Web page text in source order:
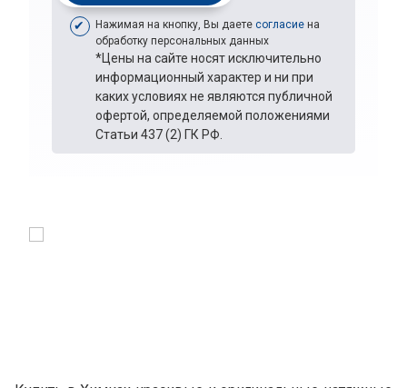
Нажимая на кнопку, Вы даете согласие на
обработку персональных данных
*Цены на сайте носят исключительно
информационный характер и ни при
каких условиях не являются публичной
офертой, определяемой положениями
Статьи 437 (2) ГК РФ.